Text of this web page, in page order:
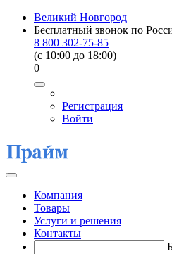
Великий Новгород
Бесплатный звонок по
8 800 302-75-85
(c 10:00 до 18:00)
0
Регистрация
Войти
Компания
Товары
Услуги и решения
Контакты